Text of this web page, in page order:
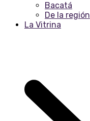
Bacatá
De la región
La Vitrina